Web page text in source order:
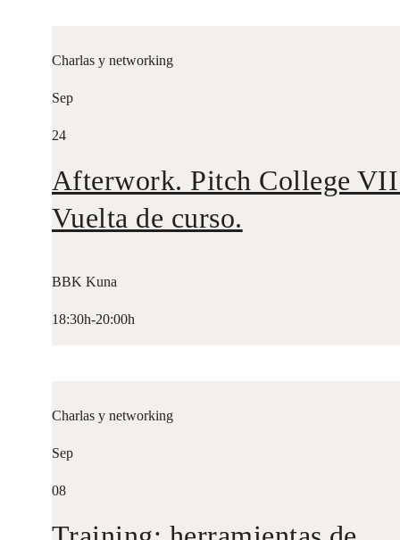
Charlas y networking
Sep
24
Afterwork. Pitch College
Vuelta de curso.
BBK Kuna
18:30h-20:00h
Charlas y networking
Sep
08